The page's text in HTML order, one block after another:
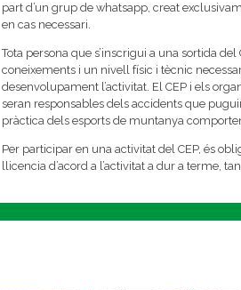
part d’un grup de whatsapp, creat
en cas necessari.
Tota persona que s’inscrigui a una sortida del
coneixements i un nivell físic i tècnic
desenvolupament l’activitat. El CEP i els
seran responsables dels accidents que
pràctica dels esports de muntanya
Per participar en una activitat del CEP, és
llicencia d’acord a l’activitat a dur a terme,